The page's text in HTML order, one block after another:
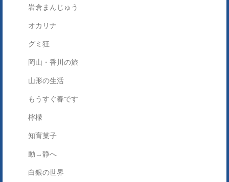
岩倉まんじゅう
オカリナ
グミ狂
岡山・香川の旅
山形の生活
もうすぐ春です
檸檬
知育菓子
動→静へ
白銀の世界